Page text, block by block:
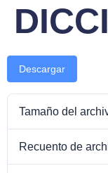
Descargar
Tamaño del
Recuento de